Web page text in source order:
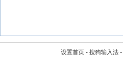
设置首页 - 搜狗输入法 -